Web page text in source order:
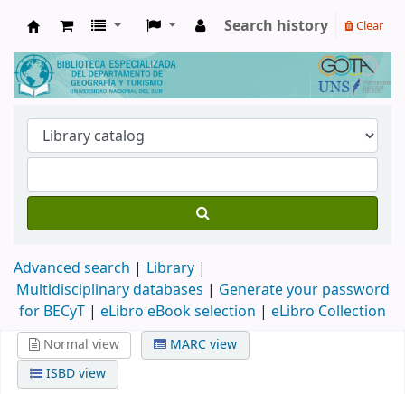
Biblioteca de Geografía y Turismo
Search history Clear
Advanced search
Library
Multidisciplinary databases | Generate your password
for BECyT | eLibro eBook selection | eLibro Collection
Normal view
MARC view
ISBD view